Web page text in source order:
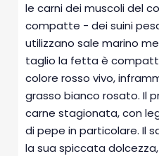
le carni dei muscoli del
compatte - dei suini
utilizzano sale marino
taglio la fetta è
colore rosso vivo,
grasso bianco rosato. Il
carne stagionata, con
di pepe in particolare. Il
la sua spiccata